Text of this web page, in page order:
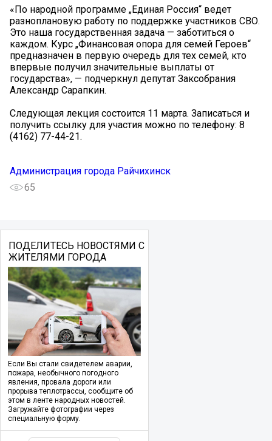
«По народной программе „Единая Россия“ ведет
разноплановую работу по поддержке участников СВО.
Это наша государственная задача — заботиться о
каждом. Курс „Финансовая опора для семей Героев“
предназначен в первую очередь для тех семей, кто
впервые получил значительные выплаты от
государства», — подчеркнул депутат Заксобрания
Александр Сарапкин.
Следующая лекция состоится 11 марта. Записаться и
получить ссылку для участия можно по телефону: 8
(4162) 77-44-21.
Администрация города Райчихинск
65
ПОДЕЛИТЕСЬ НОВОСТЯМИ С
ЖИТЕЛЯМИ ГОРОДА
Если Вы стали свидетелем аварии,
пожара, необычного погодного
явления, провала дороги или
прорыва теплотрассы, сообщите об
этом в ленте народных новостей.
Загружайте фотографии через
специальную форму.